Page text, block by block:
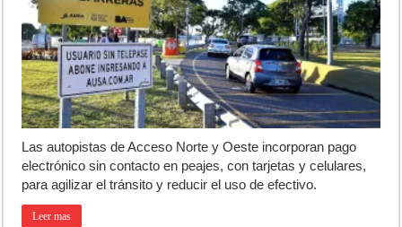
Ronda de Negocios: Luján reunió a pymes bonaerenses con
Desbaratan un punto de venta de drogas en el barrio Padre Varela y
Campeonato TC JK: Diego Cordone se quedó con una gran victoria
Las autopistas de Acceso Norte y Oeste incorporan pago
electrónico sin contacto en peajes, con tarjetas y celulares,
para agilizar el tránsito y reducir el uso de efectivo.
Leer mas